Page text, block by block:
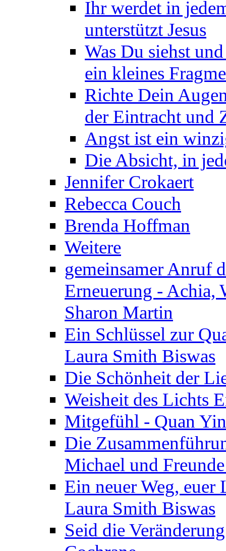
Ihr werdet in
unterstützt Jesus
Was Du siehst
ein kleines
Richte Dein
der Eintracht und
Angst ist ein
Die Absicht, in
Jennifer Crokaert
Rebecca Couch
Brenda Hoffman
Weitere
gemeinsamer Anruf
Erneuerung - Achia,
Sharon Martin
Ein Schlüssel zur
Laura Smith Biswas
Die Schönheit der
Weisheit des Lichts
Mitgefühl - Quan
Die
Michael und
Ein neuer Weg, euer
Laura Smith Biswas
Seid die